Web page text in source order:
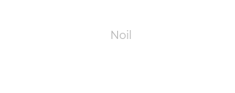
Noil